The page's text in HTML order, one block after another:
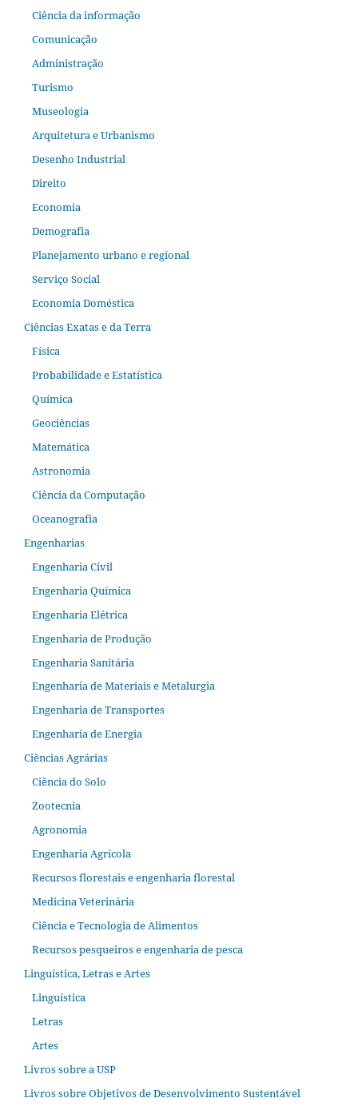
Ciência da informação
Comunicação
Administração
Turismo
Museologia
Arquitetura e Urbanismo
Desenho Industrial
Direito
Economia
Demografia
Planejamento urbano e regional
Serviço Social
Economia Doméstica
Ciências Exatas e da Terra
Física
Probabilidade e Estatística
Química
Geociências
Matemática
Astronomia
Ciência da Computação
Oceanografia
Engenharias
Engenharia Civil
Engenharia Química
Engenharia Elétrica
Engenharia de Produção
Engenharia Sanitária
Engenharia de Materiais e Metalurgia
Engenharia de Transportes
Engenharia de Energia
Ciências Agrárias
Ciência do Solo
Zootecnia
Agronomia
Engenharia Agrícola
Recursos florestais e engenharia florestal
Medicina Veterinária
Ciência e Tecnologia de Alimentos
Recursos pesqueiros e engenharia de pesca
Linguística, Letras e Artes
Linguística
Letras
Artes
Livros sobre a USP
Livros sobre Objetivos de Desenvolvimento Sustentável